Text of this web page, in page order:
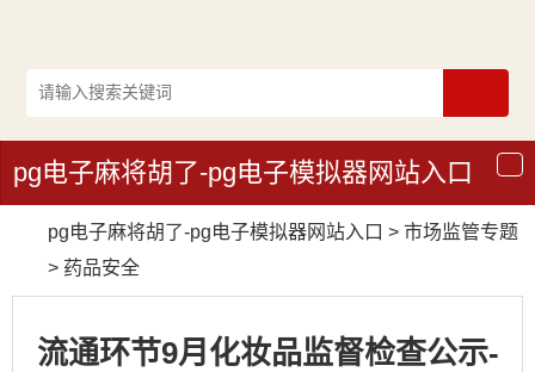
导
航
pg电子麻将胡了-pg电子模拟器网站入口
pg电子麻将胡了-pg电子模拟器网站入口 > 市场监管专题
> 药品安全
流通环节9月化妆品监督检查公示-